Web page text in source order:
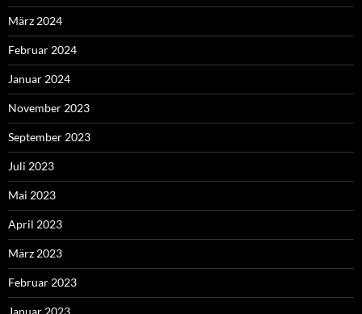
März 2024
Februar 2024
Januar 2024
November 2023
September 2023
Juli 2023
Mai 2023
April 2023
März 2023
Februar 2023